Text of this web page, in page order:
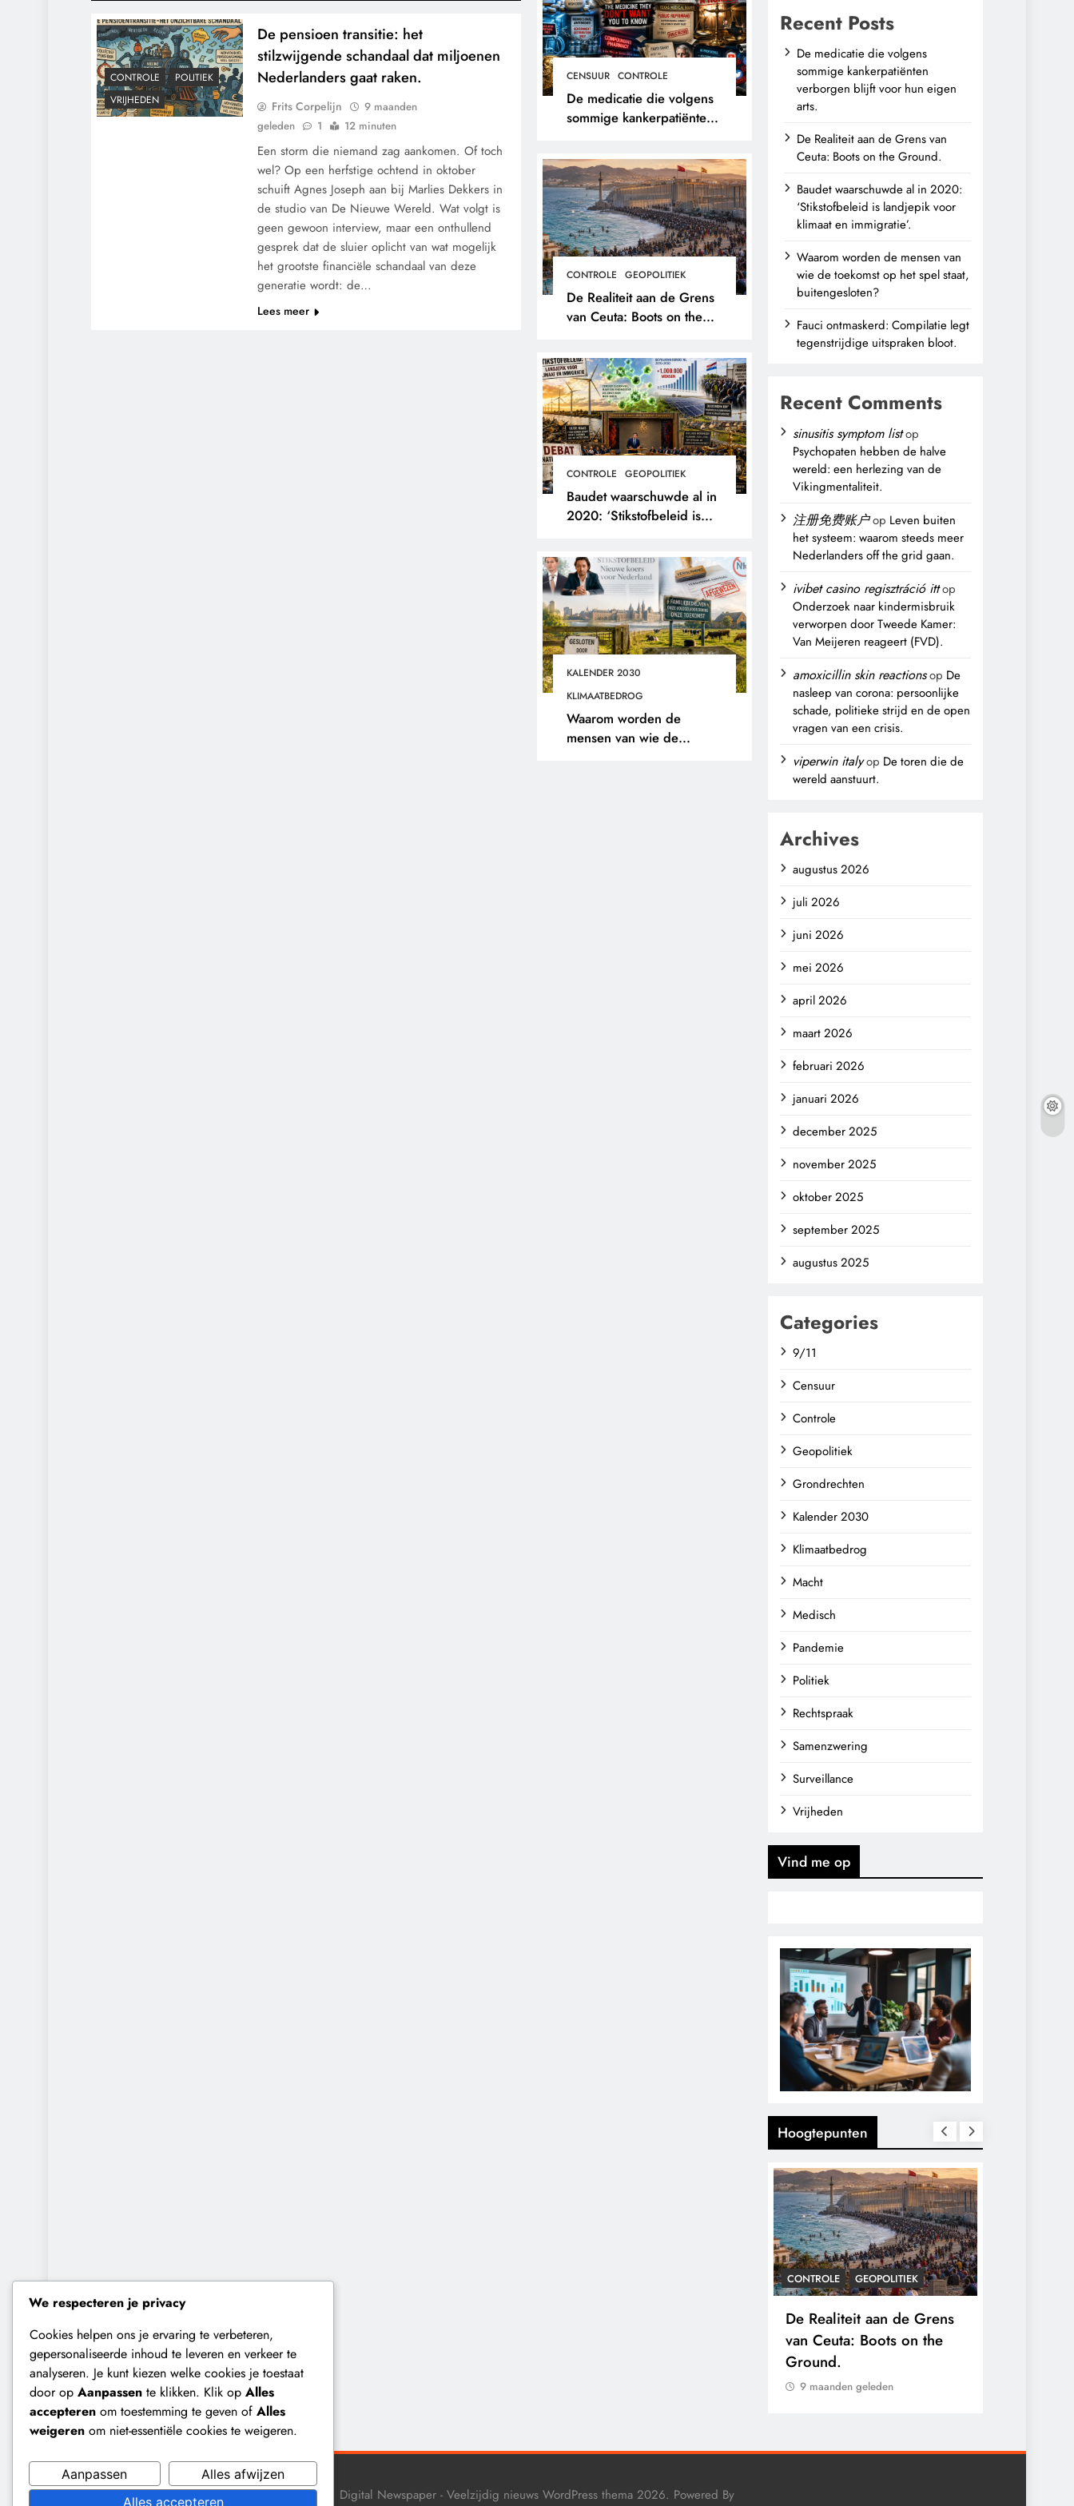
CENSUUR CONTROLE
De medicatie die volgens
sommige kankerpatiënten
eigen arts.
CONTROLE GEOPOLITIEK
De Realiteit aan de Grens
van Ceuta: Boots on the
CONTROLE GEOPOLITIEK
Baudet waarschuwde al in
2020: ‘Stikstofbeleid is
immigratie’.
KALENDER 2030
KLIMAATBEDROG
Waarom worden de
mensen van wie de
CONTROLE
POLITIEK
VRIJHEDEN
De pensioen transitie: het
stilzwijgende schandaal dat miljoenen
Nederlanders gaat raken.
Frits Corpelijn
9 maanden
geleden
1 12 minuten
Een storm die niemand zag aankomen. Of toch
wel? Op een herfstige ochtend in oktober
schuift Agnes Joseph aan bij Marlies Dekkers in
de studio van De Nieuwe Wereld. Wat volgt is
geen gewoon interview, maar een onthullend
gesprek dat de sluier oplicht van wat mogelijk
het grootste financiële schandaal van deze
generatie wordt: de…
Lees meer
Recent Posts
De medicatie die volgens
sommige kankerpatiënten
verborgen blijft voor hun eigen
arts.
De Realiteit aan de Grens van
Ceuta: Boots on the Ground.
Baudet waarschuwde al in 2020:
‘Stikstofbeleid is landjepik voor
klimaat en immigratie’.
Waarom worden de mensen van
wie de toekomst op het spel staat,
buitengesloten?
Fauci ontmaskerd: Compilatie legt
tegenstrijdige uitspraken bloot.
Recent Comments
sinusitis symptom listop
Psychopaten hebben de halve
wereld: een herlezing van de
Vikingmentaliteit.
注册免费账户op Leven buiten
het systeem: waarom steeds meer
Nederlanders off the grid gaan.
ivibet casino regisztráció ittop
Onderzoek naar kindermisbruik
verworpen door Tweede Kamer:
Van Meijeren reageert (FVD).
amoxicillin skin reactionsop De
nasleep van corona: persoonlijke
schade, politieke strijd en de open
vragen van een crisis.
viperwin italyop De toren die de
wereld aanstuurt.
Archives
augustus 2026
juli 2026
juni 2026
mei 2026
april 2026
maart 2026
februari 2026
januari 2026
december 2025
november 2025
oktober 2025
september 2025
augustus 2025
Categories
9/11
Censuur
Controle
Geopolitiek
Grondrechten
Kalender 2030
Klimaatbedrog
Macht
Medisch
Pandemie
Politiek
Rechtspraak
Samenzwering
Surveillance
Vrijheden
Vind me op
Hoogtepunten
CONTROLE GEOPOLITIEK
De Realiteit aan de Grens
van Ceuta: Boots on the
Ground.
9 maanden geleden
Digital Newspaper - Veelzijdig nieuws WordPress thema 2026. Powered By
We respecteren je privacy
Cookies helpen ons je ervaring te verbeteren,
gepersonaliseerde inhoud te leveren en verkeer te
analyseren. Je kunt kiezen welke cookies je toestaat
door op Aanpassen te klikken. Klik op Alles
accepteren om toestemming te geven of Alles
weigeren om niet-essentiële cookies te weigeren.
Aanpassen
Alles afwijzen
Alles accepteren